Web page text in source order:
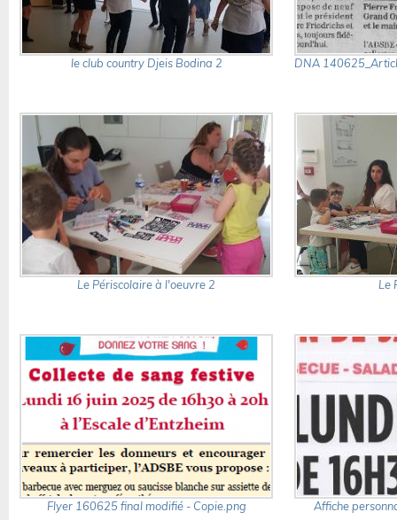
le club country Djeis Bodina 2 DNA
Le Périscolaire à l'oeuvre 2 Le
Flyer 160625 final modifié - Copie.png Affiche